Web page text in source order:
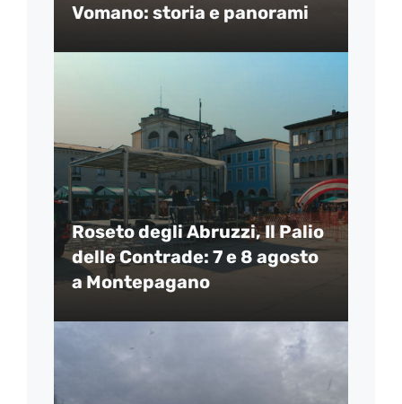
Vomano: storia e panorami
Roseto degli Abruzzi, Il Palio
delle Contrade: 7 e 8 agosto
a Montepagano